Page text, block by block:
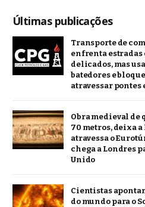
Últimas publicações
Transporte de
enfrenta estradas
delicados, mas
batedores e
atravessar pontes
Obra medieval de
70 metros, deixa
atravessa o
chega a Londres
Unido
Cientistas
do mundo para o